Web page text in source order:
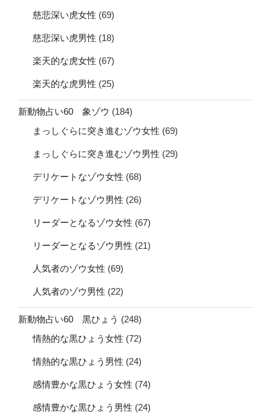
慈悲深い虎女性 (69)
慈悲深い虎男性 (18)
楽天的な虎女性 (67)
楽天的な虎男性 (25)
新動物占い60 象ゾウ (184)
まっしぐらに突き進むゾウ女性 (69)
まっしぐらに突き進むゾウ男性 (29)
デリケートなゾウ女性 (68)
デリケートなゾウ男性 (26)
リーダーとなるゾウ女性 (67)
リーダーとなるゾウ男性 (21)
人気者のゾウ女性 (69)
人気者のゾウ男性 (22)
新動物占い60 黒ひょう (248)
情熱的な黒ひょう女性 (72)
情熱的な黒ひょう男性 (24)
感情豊かな黒ひょう女性 (74)
感情豊かな黒ひょう男性 (24)